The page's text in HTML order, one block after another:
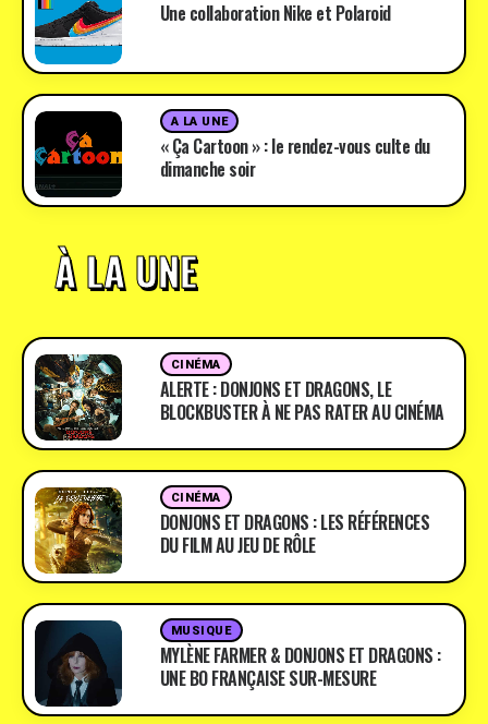
Une collaboration Nike et Polaroid
A LA UNE
« Ça Cartoon » : le rendez-vous culte du
dimanche soir
À LA UNE
CINÉMA
ALERTE : DONJONS ET DRAGONS, LE
BLOCKBUSTER À NE PAS RATER AU CINÉMA
CINÉMA
DONJONS ET DRAGONS : LES RÉFÉRENCES
DU FILM AU JEU DE RÔLE
MUSIQUE
MYLÈNE FARMER & DONJONS ET DRAGONS :
UNE BO FRANÇAISE SUR-MESURE